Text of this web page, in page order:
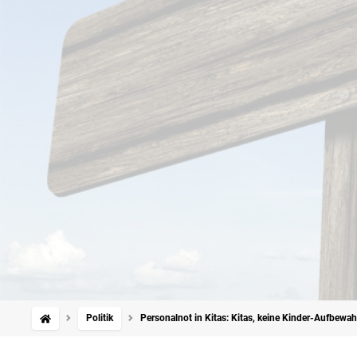
Politik Personalnot in Kitas: Kitas, keine Kinder-